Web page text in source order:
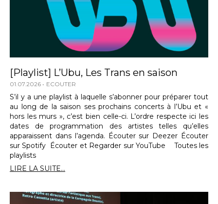
[Playlist] L’Ubu, Les Trans en saison
01.07.2026 ECOUTER
S’il y a une playlist à laquelle s’abonner pour préparer tout
au long de la saison ses prochains concerts à l’Ubu et «
hors les murs », c’est bien celle-ci. L’ordre respecte ici les
dates de programmation des artistes telles qu’elles
apparaissent dans l’agenda. Écouter sur Deezer Écouter
sur Spotify Écouter et Regarder sur YouTube Toutes les
playlists
LIRE LA SUITE...